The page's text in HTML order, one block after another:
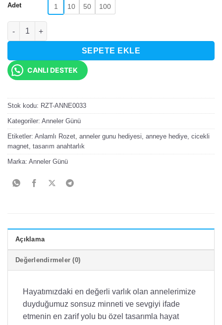
Adet 1 10 50 100
Senin Sevginle Büyüdüm Annem Yazılı Rozet adet
SEPETE EKLE
CANLI DESTEK
Stok kodu: RZT-ANNE0033
Kategoriler: Anneler Günü
Etiketler: Anlamlı Rozet, anneler gunu hediyesi, anneye hediye, cicekli
magnet, tasarım anahtarlık
Marka: Anneler Günü
Açıklama
Değerlendirmeler (0)
Hayatımızdaki en değerli varlık olan annelerimize
duyduğumuz sonsuz minneti ve sevgiyi ifade
etmenin en zarif yolu bu özel tasarımla hayat